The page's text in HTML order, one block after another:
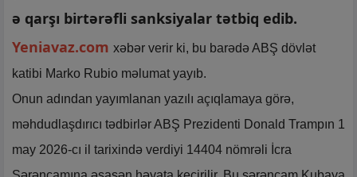
ə qarşı birtərəfli sanksiyalar tətbiq edib.
Yeniavaz.com xəbər verir ki, bu barədə ABŞ dövlət
katibi Marko Rubio məlumat yayıb.
Onun adından yayımlanan yazılı açıqlamaya görə,
məhdudlaşdırıcı tədbirlər ABŞ Prezidenti Donald Trampın 1
may 2026-cı il tarixində verdiyi 14404 nömrəli İcra